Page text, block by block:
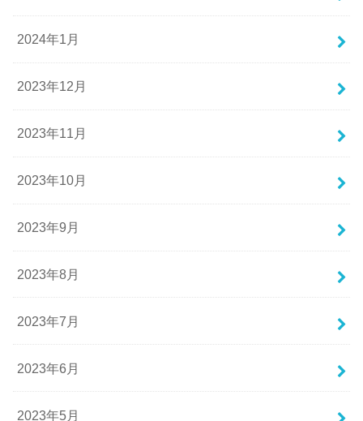
2024年1月
2023年12月
2023年11月
2023年10月
2023年9月
2023年8月
2023年7月
2023年6月
2023年5月